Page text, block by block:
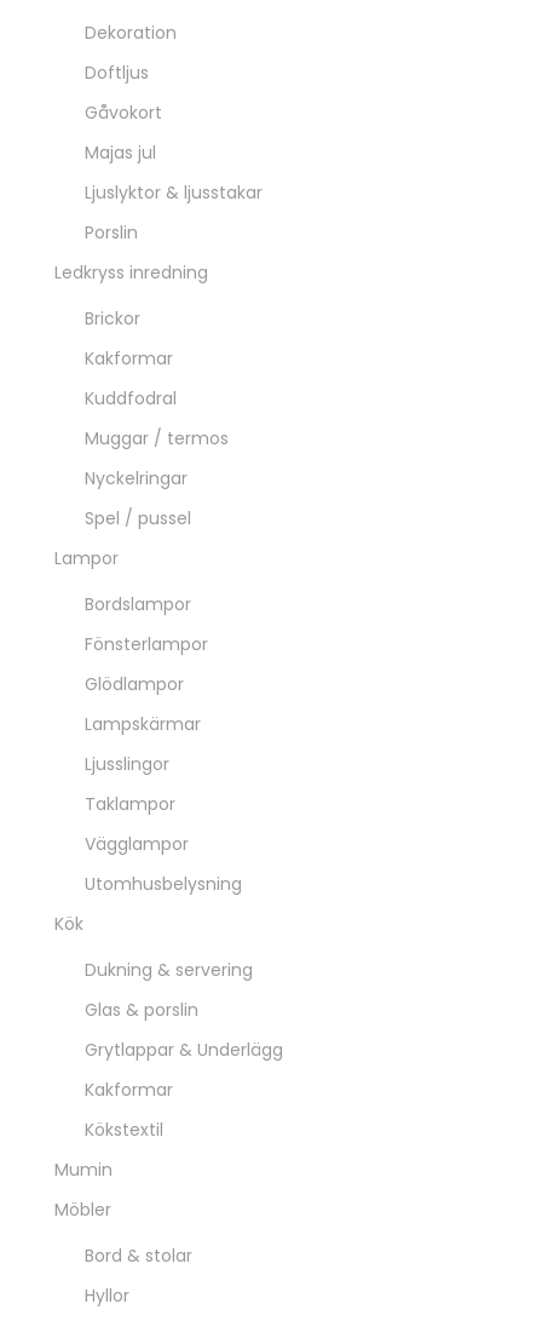
Dekoration
Doftljus
Gåvokort
Majas jul
Ljuslyktor & ljusstakar
Porslin
Ledkryss inredning
Brickor
Kakformar
Kuddfodral
Muggar / termos
Nyckelringar
Spel / pussel
Lampor
Bordslampor
Fönsterlampor
Glödlampor
Lampskärmar
Ljusslingor
Taklampor
Vägglampor
Utomhusbelysning
Kök
Dukning & servering
Glas & porslin
Grytlappar & Underlägg
Kakformar
Kökstextil
Mumin
Möbler
Bord & stolar
Hyllor